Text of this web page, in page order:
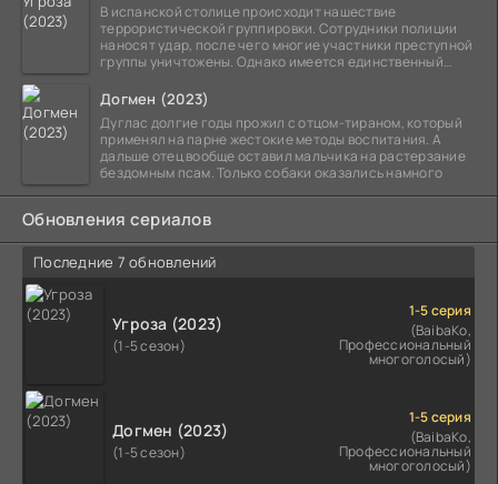
В испанской столице происходит нашествие
террористической группировки. Сотрудники полиции
наносят удар, после чего многие участники преступной
группы уничтожены. Однако имеется единственный
Догмен (2023)
Дуглас долгие годы прожил с отцом-тираном, который
применял на парне жестокие методы воспитания. А
дальше отец вообще оставил мальчика на растерзание
бездомным псам. Только собаки оказались намного
Обновления сериалов
Последние 7 обновлений
Угроза (2023)
(1-5 сезон)
1-5 серия
(BaibaKo,
Профессиональный
многоголосый)
Догмен (2023)
(1-5 сезон)
1-5 серия
(BaibaKo,
Профессиональный
многоголосый)